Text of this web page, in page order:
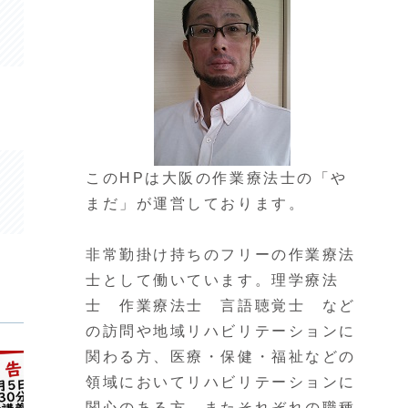
このHPは大阪の作業療法士の「や
まだ」が運営しております。
非常勤掛け持ちのフリーの作業療法
士として働いています。理学療法
士 作業療法士 言語聴覚士 など
の訪問や地域リハビリテーションに
関わる方、医療・保健・福祉などの
領域においてリハビリテーションに